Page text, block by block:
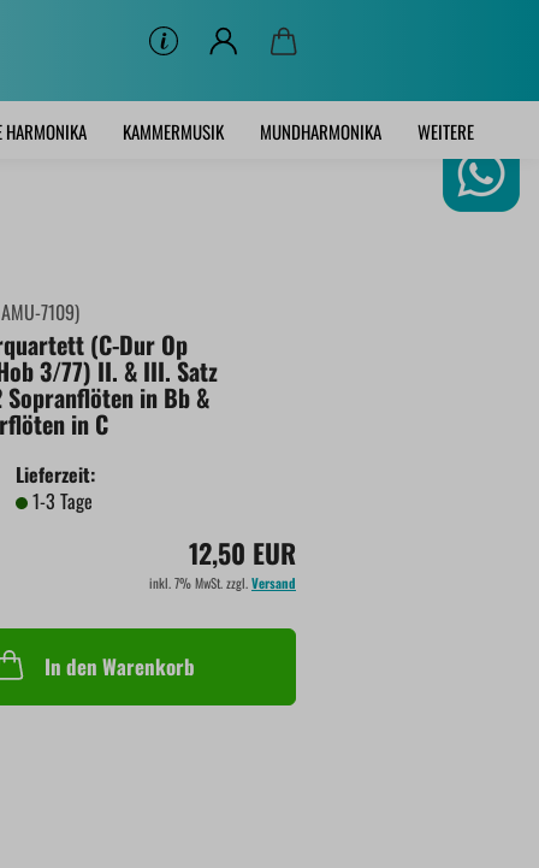
HARMONIKA KAMMERMUSIK MUNDHARMONIKA WEITERE
AMU-7109)
(C-Dur Op
3/77) II. & III. Satz
in Bb &
in C
Lieferzeit:
1-3 Tage
12,50 EUR
inkl. 7% MwSt. zzgl.Versand
In den Warenkorb